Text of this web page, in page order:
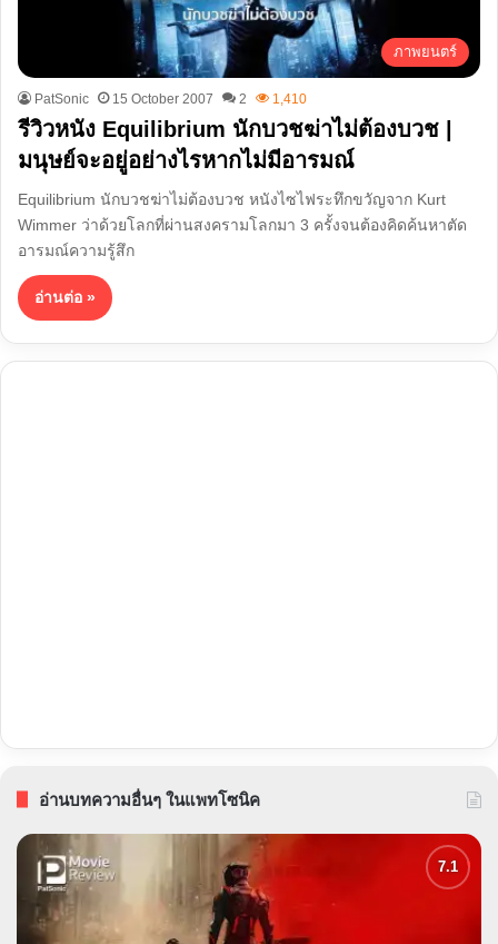
ภาพยนตร์
PatSonic 15 October 2007 2 1,410
รีวิวหนัง Equilibrium นักบวชฆ่าไม่ต้องบวช |
มนุษย์จะอยู่อย่างไรหากไม่มีอารมณ์
Equilibrium นักบวชฆ่าไม่ต้องบวช หนังไซไฟระทึกขวัญจาก Kurt
Wimmer ว่าด้วยโลกที่ผ่านสงครามโลกมา 3 ครั้งจนต้องคิดค้นหาตัด
อารมณ์ความรู้สึก
อ่านต่อ »
อ่านบทความอื่นๆ ในแพทโซนิค